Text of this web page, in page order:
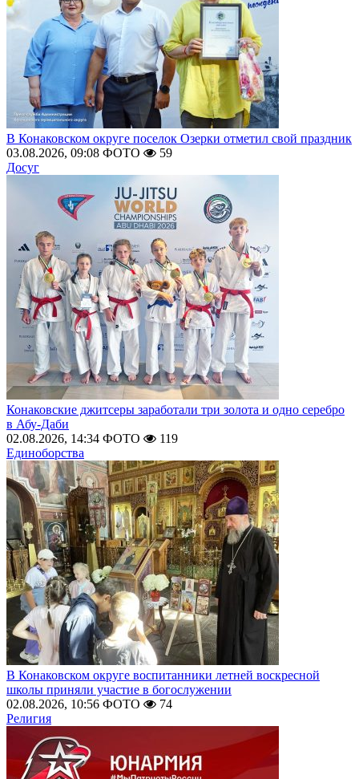
В Конаковском округе поселок Озерки отметил свой праздник
03.08.2026, 09:08 ФОТО
59
Досуг
Конаковские джитсеры заработали три золота и одно серебро
в Абу-Даби
02.08.2026, 14:34 ФОТО
119
Единоборства
В Конаковском округе воспитанники летней воскресной
школы приняли участие в богослужении
02.08.2026, 10:56 ФОТО
74
Религия